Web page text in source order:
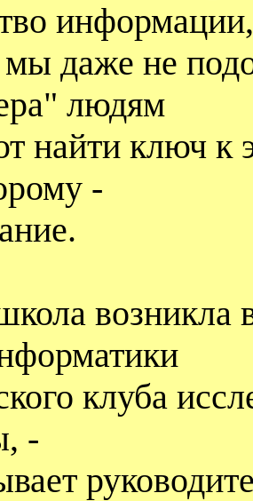
мы даже не
людям
найти ключ к
-
возникла
клуба
-